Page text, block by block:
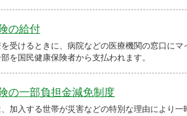
の給付
受けるときに、病院などの医療機関の窓口にマ
を国民健康保険者から支払われます。
の一部負担金減免制度
加入する世帯が災害などの特別な理由により一